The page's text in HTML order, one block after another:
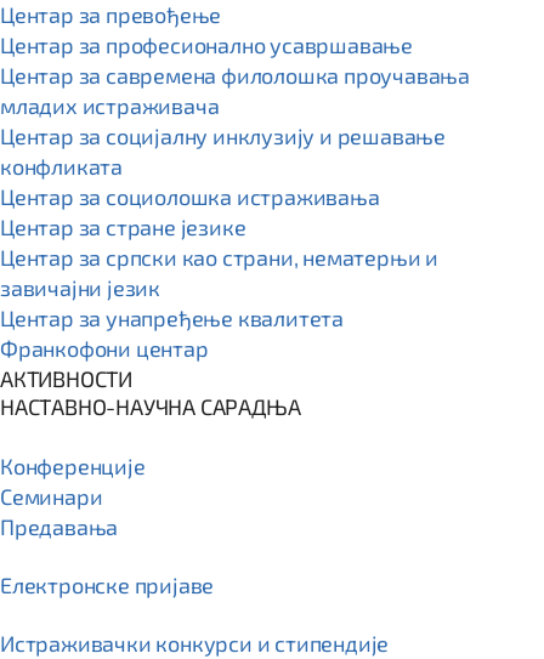
Центар за превођење
Центар за професионално усавршавање
Центар за савремена филолошка проучавања
младих истраживача
Центар за социјалну инклузију и решавање
конфликата
Центар за социолошка истраживања
Центар за стране језике
Центар за српски као страни, нематерњи и
завичајни језик
Центар за унапређење квалитета
Франкофони центар
АКТИВНОСТИ
НАСТАВНО-НАУЧНА САРАДЊА
Конференције
Семинари
Предавања
Електронске пријаве
Истраживачки конкурси и стипендије